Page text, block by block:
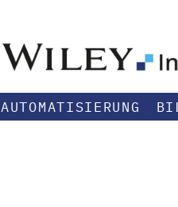
AUTOMATISIERUNG